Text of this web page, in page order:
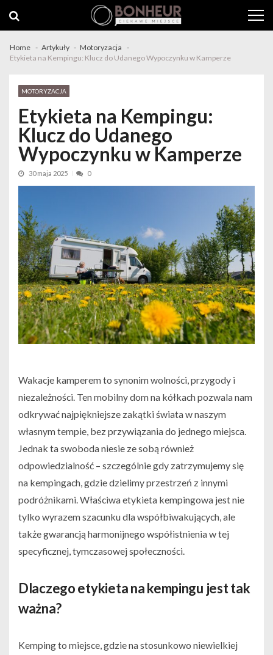
Home Artykuły
Motoryzacja
Etykieta na Kempingu: Klucz do Udanego Wypoczynku w Kamperze
MOTORYZACJA
Etykieta na Kempingu:
Klucz do Udanego
Wypoczynku w Kamperze
30 maja 2025 0
Wakacje kamperem to synonim wolności, przygody i
niezależności. Ten mobilny dom na kółkach pozwala nam
odkrywać najpiękniejsze zakątki świata w naszym
własnym tempie, bez przywiązania do jednego miejsca.
Jednak ta swoboda niesie ze sobą również
odpowiedzialność – szczególnie gdy zatrzymujemy się
na kempingach, gdzie dzielimy przestrzeń z innymi
podróżnikami. Właściwa etykieta kempingowa jest nie
tylko wyrazem szacunku dla współbiwakujących, ale
także gwarancją harmonijnego współistnienia w tej
specyficznej, tymczasowej społeczności.
Dlaczego etykieta na kempingu jest tak
ważna?
Kemping to miejsce, gdzie na stosunkowo niewielkiej